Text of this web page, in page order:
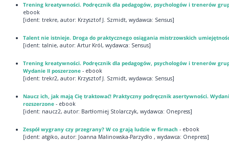
Trening kreatywności. Podręcznik dla pedagogów, psychologów i trenerów
ebook
[ident: trekre, autor: Krzysztof J. Szmidt, wydawca: Sensus]
Talent nie istnieje. Droga do praktycznego osiągania mistrzowskich
[ident: talnie, autor: Artur Król, wydawca: Sensus]
Trening kreatywności. Podręcznik dla pedagogów, psychologów i trenerów
Wydanie II poszerzone- ebook
[ident: trekr2, autor: Krzysztof J. Szmidt, wydawca: Sensus]
Naucz ich, jak mają Cię traktować! Praktyczny podręcznik asertywności.
rozszerzone - ebook
[ident: naucz2, autor: Bartłomiej Stolarczyk, wydawca: Onepress]
Zespół wygrany czy przegrany? W co grają ludzie w firmach - ebook
[ident: atgiko, autor: Joanna Malinowska-Parzydło , wydawca: Onepress]